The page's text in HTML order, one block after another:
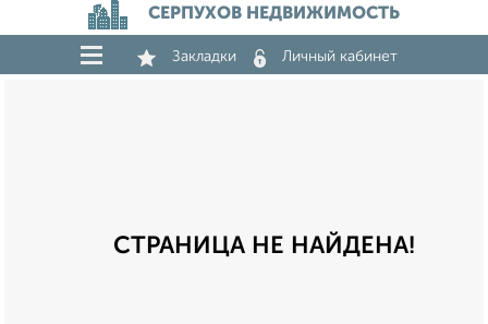
СЕРПУХОВ НЕДВИЖИМОСТЬ
Закладки Личный кабинет
СТРАНИЦА НЕ НАЙДЕНА!